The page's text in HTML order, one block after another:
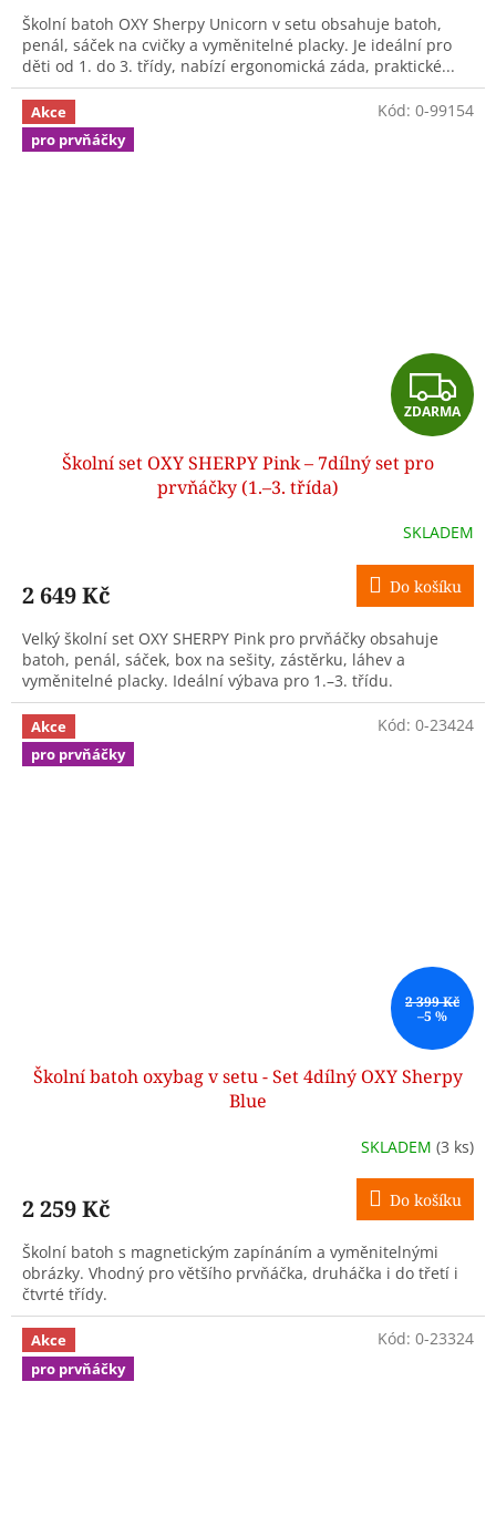
Školní batoh OXY Sherpy Unicorn v setu obsahuje batoh,
penál, sáček na cvičky a vyměnitelné placky. Je ideální pro
děti od 1. do 3. třídy, nabízí ergonomická záda, praktické...
Akce
pro prvňáčky
Z
D
R
M
A
ZDARMA
Školní set OXY SHERPY Pink – 7dílný set pro
prvňáčky (1.–3. třída)
SKLADEM
2 649 Kč Do košíku
Velký školní set OXY SHERPY Pink pro prvňáčky obsahuje
batoh, penál, sáček, box na sešity, zástěrku, láhev a
vyměnitelné placky. Ideální výbava pro 1.–3. třídu.
Kód: 0-99154
Akce
pro prvňáčky
2 399 Kč
–5 %
Školní batoh oxybag v setu - Set 4dílný OXY Sherpy
Blue
SKLADEM (3 ks)
2 259 Kč Do košíku
Školní batoh s magnetickým zapínáním a vyměnitelnými
obrázky. Vhodný pro většího prvňáčka, druháčka i do třetí i
čtvrté třídy.
Kód: 0-23424
Akce
pro prvňáčky
Kód: 0-23324